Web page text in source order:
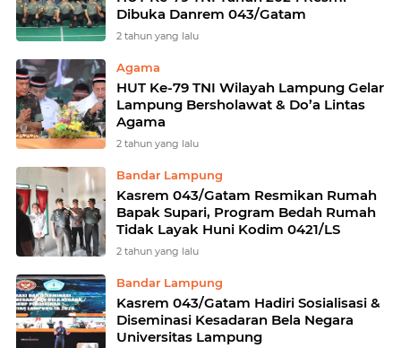
Dibuka Danrem 043/Gatam
2 tahun yang lalu
Agama
HUT Ke-79 TNI Wilayah Lampung Gelar
Lampung Bersholawat & Do’a Lintas
Agama
2 tahun yang lalu
Bandar Lampung
Kasrem 043/Gatam Resmikan Rumah
Bapak Supari, Program Bedah Rumah
Tidak Layak Huni Kodim 0421/LS
2 tahun yang lalu
Bandar Lampung
Kasrem 043/Gatam Hadiri Sosialisasi &
Diseminasi Kesadaran Bela Negara
Universitas Lampung